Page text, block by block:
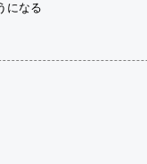
になる